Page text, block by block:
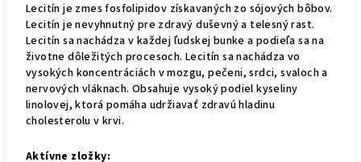
Lecitín je zmes fosfolipidov získavaných zo sójových bôbov.
Lecitín je nevyhnutný pre zdravý duševný a telesný rast.
Lecitín sa nachádza v každej ľudskej bunke a podieľa sa na
životne dôležitých procesoch. Lecitín sa nachádza vo
vysokých koncentráciách v mozgu, pečeni, srdci, svaloch a
nervových vláknach. Obsahuje vysoký podiel kyseliny
linolovej, ktorá pomáha udržiavať zdravú hladinu
cholesterolu v krvi.
Aktívne zložky: